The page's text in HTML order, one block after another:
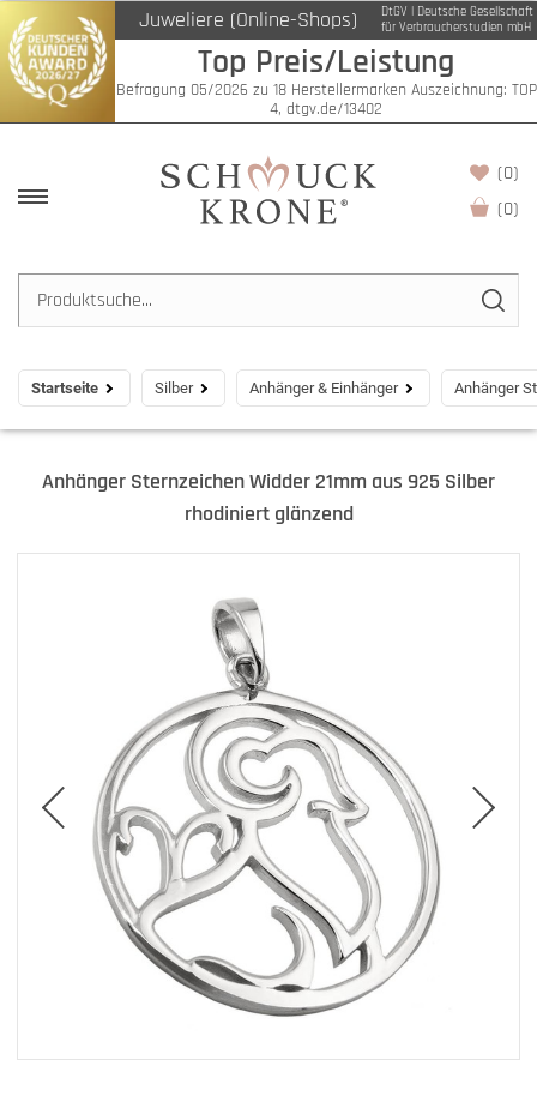
Juweliere (Online-Shops)
DtGV | Deutsche Gesellschaft
für Verbraucherstudien mbH
Top Preis/Leistung
Befragung 05/2026 zu 18 Herstellermarken Auszeichnung: TOP
4, dtgv.de/13402
(0)
(0)
Startseite Silber Anhänger & Einhänger Anhänger
Anhänger Sternzeichen Widder 21mm aus 925 Silber
rhodiniert glänzend